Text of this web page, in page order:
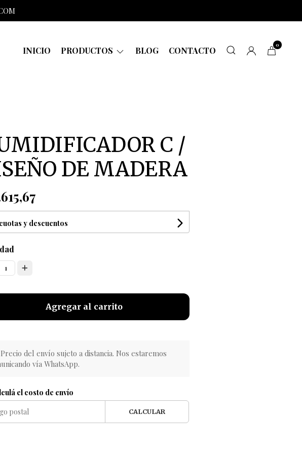
INICIO PRODUCTOS BLOG CONTACTO
0
C /
DE MADERA
y descuentos
1
Agregar al carrito
Precio del envío sujeto a distancia. Nos estaremos
vía WhatsApp.
el costo de envío
CALCULAR